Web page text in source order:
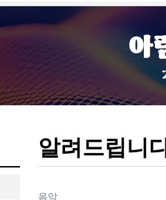
아
알려드립니
음악분류